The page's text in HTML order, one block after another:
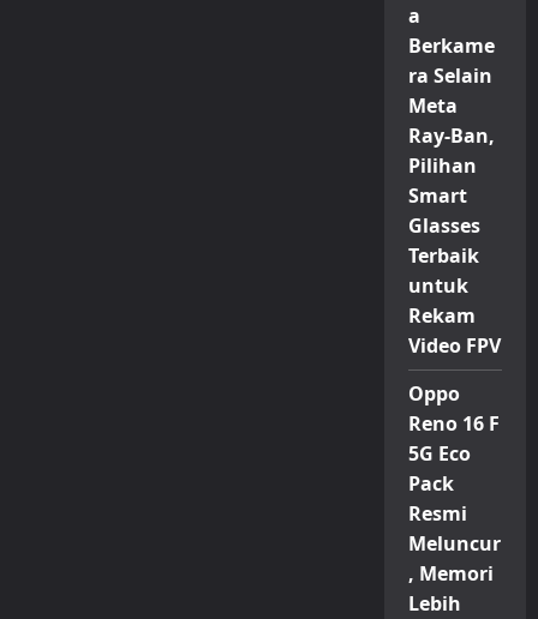
a
Berkame
ra Selain
Meta
Ray-Ban,
Pilihan
Smart
Glasses
Terbaik
untuk
Rekam
Video FPV
Oppo
Reno 16 F
5G Eco
Pack
Resmi
Meluncur
, Memori
Lebih